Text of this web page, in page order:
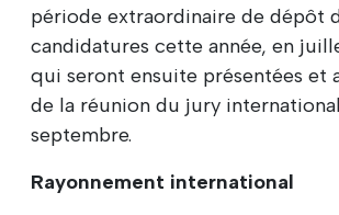
période extraordinaire de dépôt
candidatures cette année, en
qui seront ensuite présentées et
de la réunion du jury
septembre.
Rayonnement international